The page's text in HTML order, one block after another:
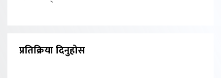
प्रतिक्रिया दिनुहोस